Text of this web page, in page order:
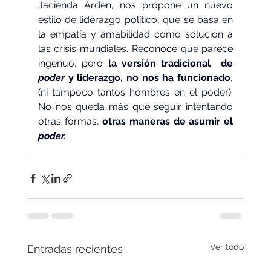
Jacienda Arden, nos propone un nuevo
estilo de liderazgo político, que se basa en
la empatía y amabilidad como solución a
las crisis mundiales. Reconoce que parece
ingenuo, pero
poder y liderazgo, no nos ha funcionado,
(ni tampoco tantos hombres en el poder).
No nos queda más que seguir intentando
otras formas,
poder.
Entradas recientes Ver todo